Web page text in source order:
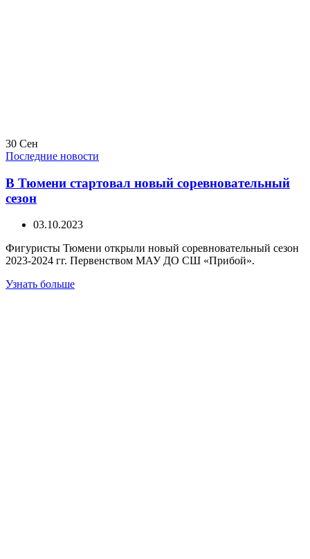
30 Сен
Последние новости
В Тюмени стартовал новый соревновательный
сезон
03.10.2023
Фигуристы Тюмени открыли новый соревновательный сезон
2023-2024 гг. Первенством МАУ ДО СШ «Прибой».
Узнать больше